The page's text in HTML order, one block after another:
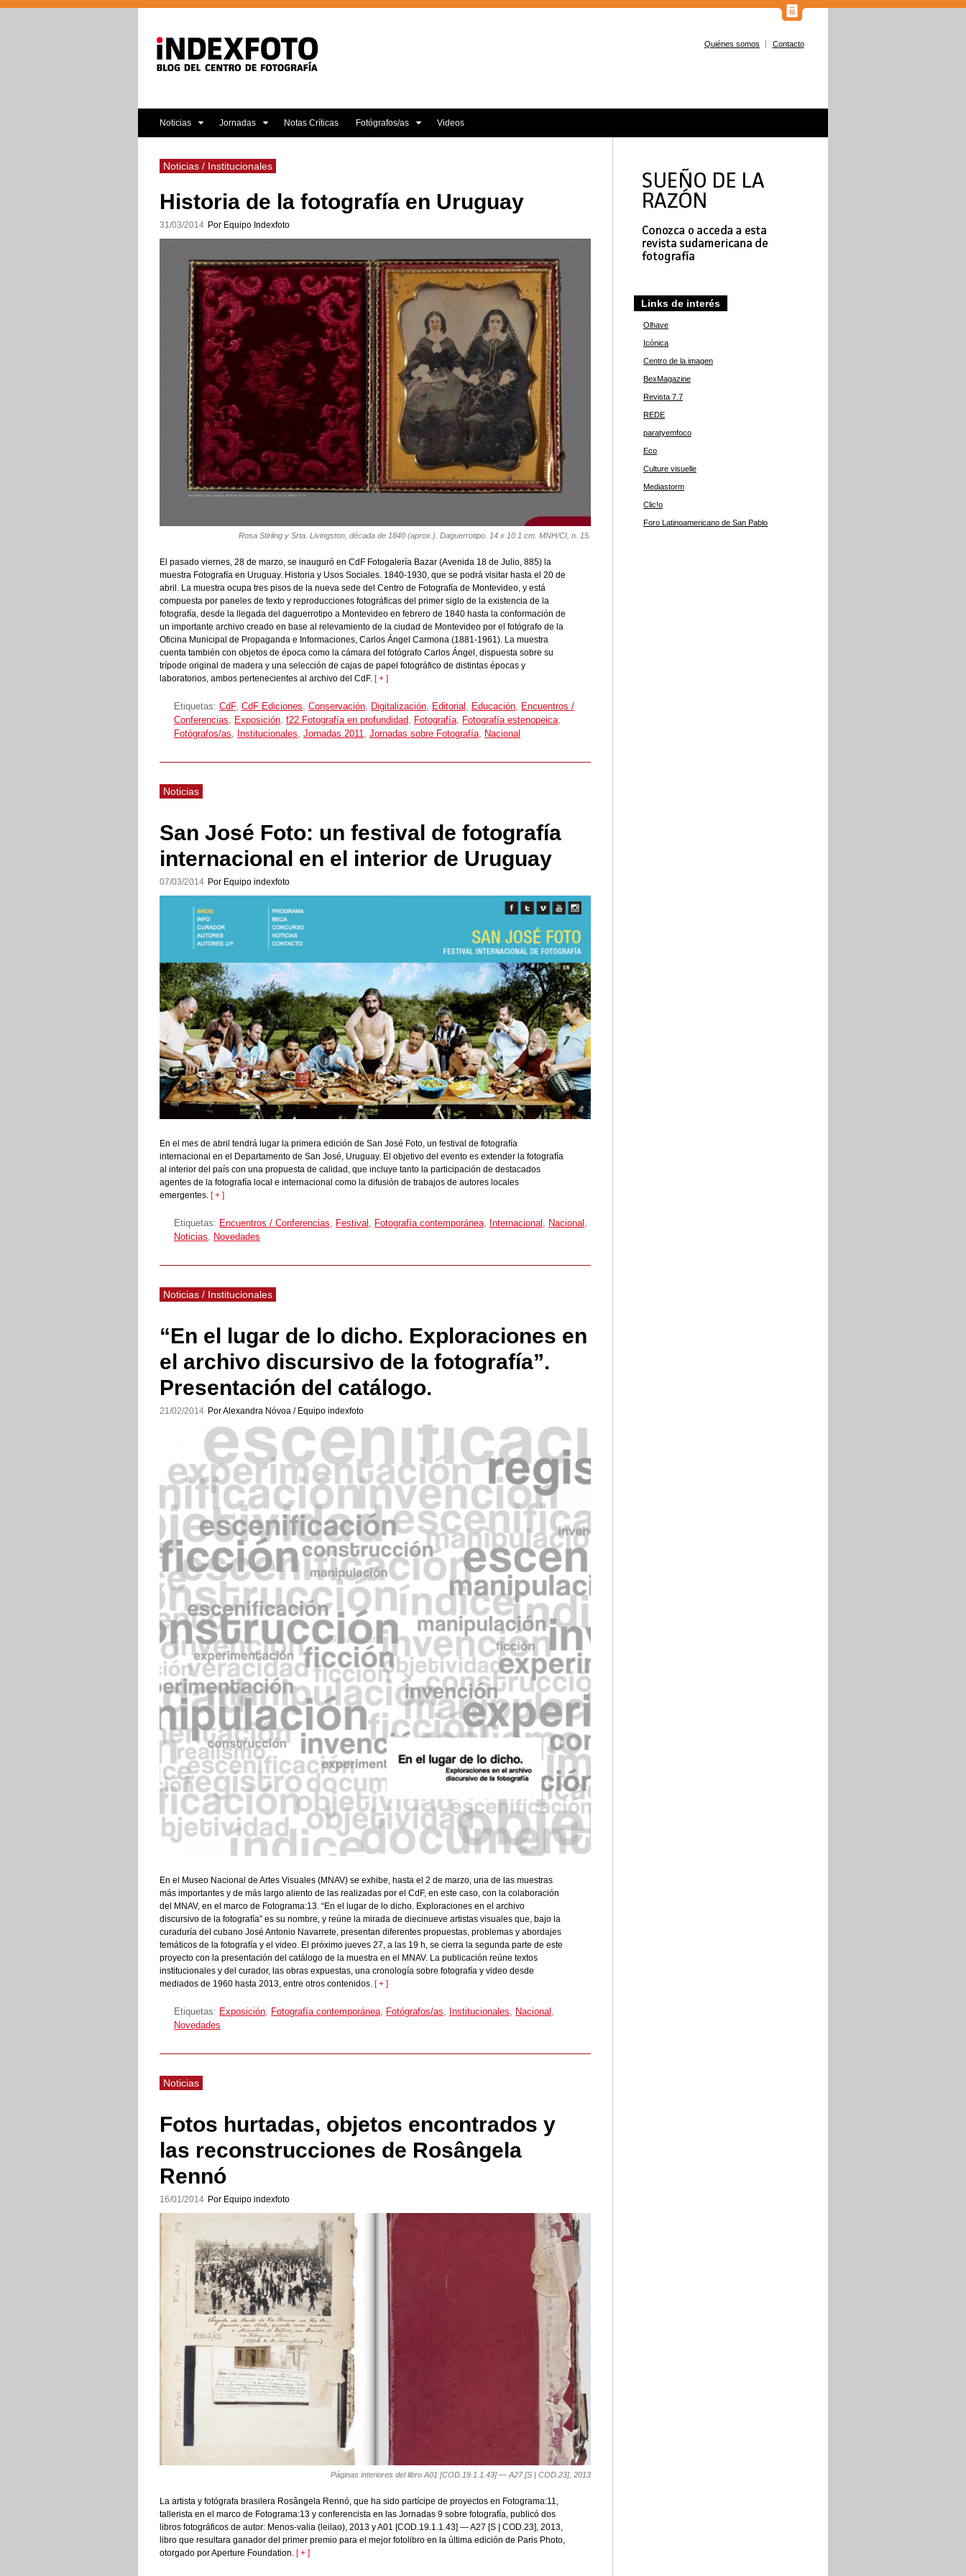
Quiénes somos Contacto
Noticias Jornadas Notas Críticas Fotógrafos/as Videos
Noticias / Institucionales
Historia de la fotografía en Uruguay
31/03/2014 Por Equipo Indexfoto
Rosa Stirling y Srta. Livingston, década de 1840 (aprox.). Daguerrotipo. 14 x 10.1 cm. MNH/CI, n. 15.
El pasado viernes, 28 de marzo, se inauguró en CdF Fotogalería Bazar (Avenida 18 de Julio, 885) la
muestra Fotografía en Uruguay. Historia y Usos Sociales. 1840-1930, que se podrá visitar hasta el 20 de
abril. La muestra ocupa tres pisos de la nueva sede del Centro de Fotografía de Montevideo, y está
compuesta por paneles de texto y reproducciones fotográficas del primer siglo de la existencia de la
fotografía, desde la llegada del daguerrotipo a Montevideo en febrero de 1840 hasta la conformación de
un importante archivo creado en base al relevamiento de la ciudad de Montevideo por el fotógrafo de la
Oficina Municipal de Propaganda e Informaciones, Carlos Ángel Carmona (1881-1961). La muestra
cuenta también con objetos de época como la cámara del fotógrafo Carlos Ángel, dispuesta sobre su
trípode original de madera y una selección de cajas de papel fotográfico de distintas épocas y
laboratorios, ambos pertenecientes al archivo del CdF. [ + ]
Etiquetas: CdF, CdF Ediciones, Conservación, Digitalización, Editorial , Educación, Encuentros /
Conferencias, Exposición, f22 Fotografía en profundidad, Fotografía, Fotografía estenopeica,
Fotógrafos/as, Institucionales, Jornadas 2011, Jornadas sobre Fotografía, Nacional
Noticias
San José Foto: un festival de fotografía
internacional en el interior de Uruguay
07/03/2014 Por Equipo indexfoto
En el mes de abril tendrá lugar la primera edición de San José Foto, un festival de fotografía
internacional en el Departamento de San José, Uruguay. El objetivo del evento es extender la fotografía
al interior del país con una propuesta de calidad, que incluye tanto la participación de destacados
agentes de la fotografía local e internacional como la difusión de trabajos de autores locales
emergentes. [ + ]
Etiquetas: Encuentros / Conferencias, Festival , Fotografía contemporánea, Internacional , Nacional ,
Noticias, Novedades
Noticias / Institucionales
“En el lugar de lo dicho. Exploraciones en
el archivo discursivo de la fotografía”.
Presentación del catálogo.
21/02/2014 Por Alexandra Nóvoa / Equipo indexfoto
En el Museo Nacional de Artes Visuales (MNAV) se exhibe, hasta el 2 de marzo, una de las muestras
más importantes y de más largo aliento de las realizadas por el CdF, en este caso, con la colaboración
del MNAV, en el marco de Fotograma:13. “En el lugar de lo dicho. Exploraciones en el archivo
discursivo de la fotografía” es su nombre, y reúne la mirada de diecinueve artistas visuales que, bajo la
curaduría del cubano José Antonio Navarrete, presentan diferentes propuestas, problemas y abordajes
temáticos de la fotografía y el video. El próximo jueves 27, a las 19 h, se cierra la segunda parte de este
proyecto con la presentación del catálogo de la muestra en el MNAV. La publicación reúne textos
institucionales y del curador, las obras expuestas, una cronología sobre fotografía y video desde
mediados de 1960 hasta 2013, entre otros contenidos. [ + ]
Etiquetas: Exposición, Fotografía contemporánea, Fotógrafos/as, Institucionales, Nacional ,
Novedades
Noticias
Fotos hurtadas, objetos encontrados y
las reconstrucciones de Rosângela
Rennó
16/01/2014 Por Equipo indexfoto
Páginas interiores del libro A01 [COD.19.1.1.43] — A27 [S | COD.23], 2013
La artista y fotógrafa brasilera Rosângela Rennó, que ha sido partícipe de proyectos en Fotograma:11,
tallerista en el marco de Fotograma:13 y conferencista en las Jornadas 9 sobre fotografía, publicó dos
libros fotográficos de autor: Menos-valia (leilao), 2013 y A01 [COD.19.1.1.43] — A27 [S | COD.23], 2013,
libro que resultara ganador del primer premio para el mejor fotolibro en la última edición de Paris Photo,
otorgado por Aperture Foundation. [ + ]
Links de interés
Olhave
Icónica
Centro de la imagen
BexMagazine
Revista 7.7
REDE
paratyemfoco
Eco
Culture visuelle
Mediastorm
Clic!o
Foro Latinoamericano de San Pablo